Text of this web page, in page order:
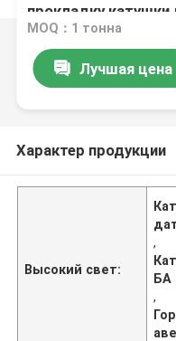
прокладку
MOQ：1 тонна
Лучшая цена
Характер продукции
Высокий свет:
,
БА
,